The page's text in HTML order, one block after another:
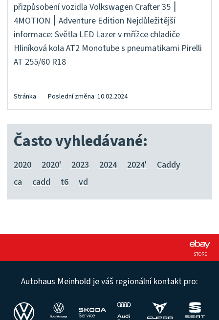
přizpůsobení vozidla Volkswagen Crafter 35 ⎮
4MOTION ⎮ Adventure Edition Nejdůležitější
informace: Světla LED Lazer v mřížce chladiče
Hliníková kola AT2 Monotube s pneumatikami Pirelli
AT 255/60 R18
Stránka Poslední změna: 10.02.2024
Často vyhledávané:
2020 2020' 2023 2024 2024'
Caddy
ca
cadd t6 vd
STORE
Autohaus Meinhold je váš regionální kontakt pro: